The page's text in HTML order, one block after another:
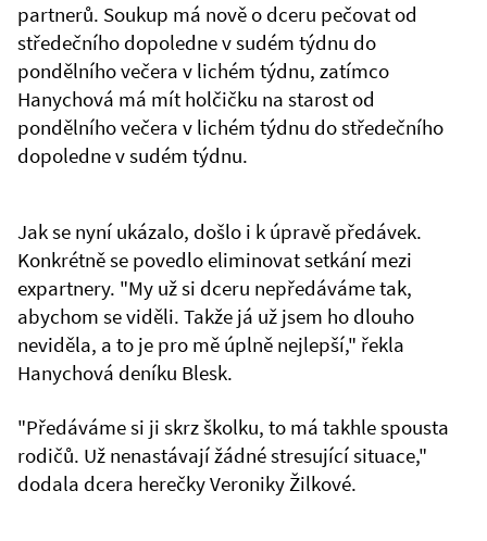
partnerů. Soukup má nově o dceru pečovat od
středečního dopoledne v sudém týdnu do
pondělního večera v lichém týdnu, zatímco
Hanychová má mít holčičku na starost od
pondělního večera v lichém týdnu do středečního
dopoledne v sudém týdnu.
Jak se nyní ukázalo, došlo i k úpravě předávek.
Konkrétně se povedlo eliminovat setkání mezi
expartnery. "My už si dceru nepředáváme tak,
abychom se viděli. Takže já už jsem ho dlouho
neviděla, a to je pro mě úplně nejlepší," řekla
Hanychová deníku Blesk.
"Předáváme si ji skrz školku, to má takhle spousta
rodičů. Už nenastávají žádné stresující situace,"
dodala dcera herečky Veroniky Žilkové.